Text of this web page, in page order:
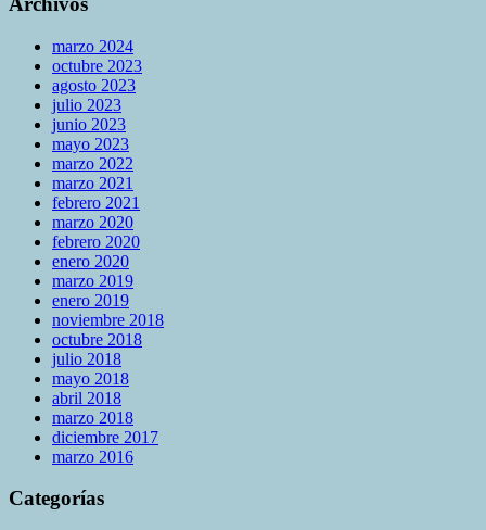
marzo 2024
octubre 2023
agosto 2023
julio 2023
junio 2023
mayo 2023
marzo 2022
marzo 2021
febrero 2021
marzo 2020
febrero 2020
enero 2020
marzo 2019
enero 2019
noviembre 2018
octubre 2018
julio 2018
mayo 2018
abril 2018
marzo 2018
diciembre 2017
marzo 2016
Categorías